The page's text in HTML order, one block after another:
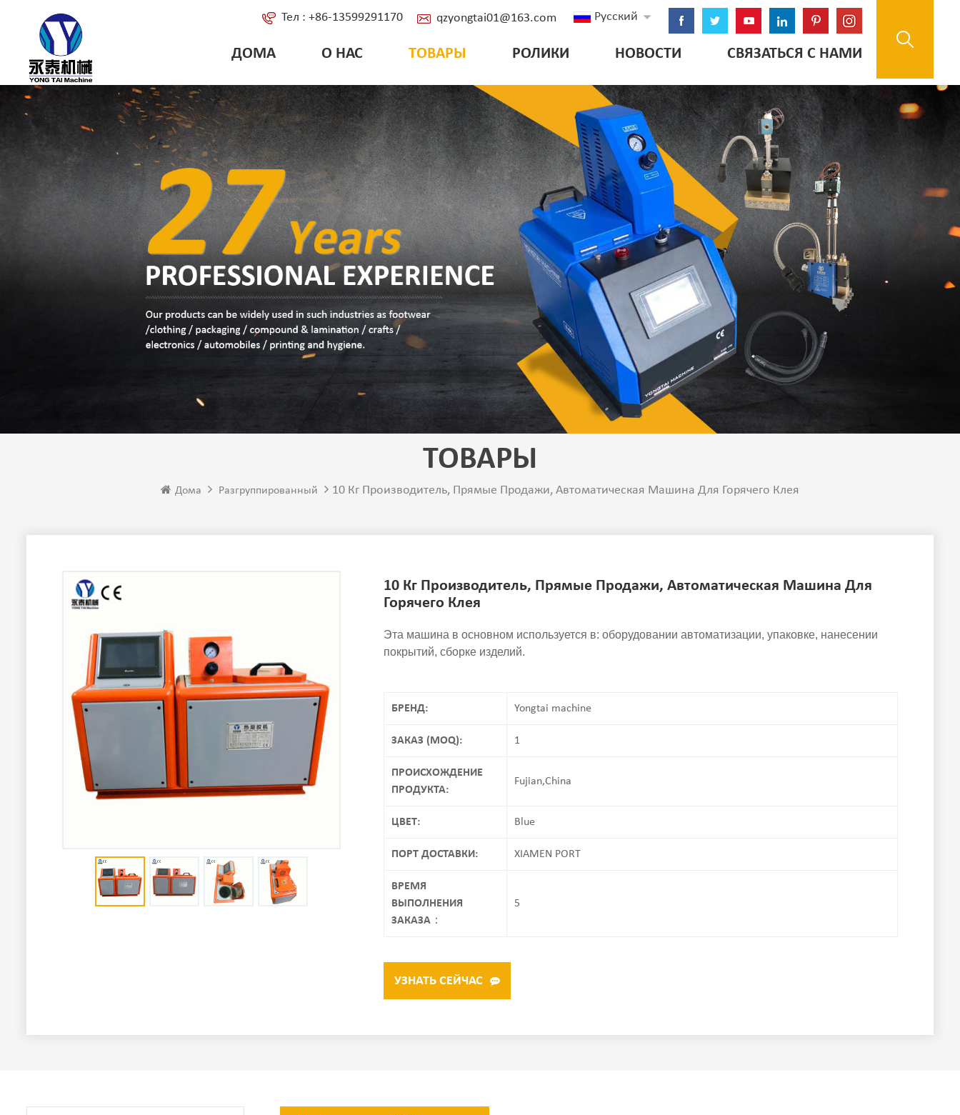
Русский
Тел : +86-13599291170 qzyongtai01@163.com
ДОМА О НАС ТОВАРЫ РОЛИКИ НОВОСТИ СВЯЗАТЬСЯ С НАМИ
ТОВАРЫ
Дома Разгруппированный 10 Кг Производитель, Прямые Продажи, Автоматическая Машина Для Горячего Клея
10 Кг Производитель, Прямые Продажи, Автоматическая Машина Для
Горячего Клея
Эта машина в основном используется в: оборудовании автоматизации, упаковке, нанесении
покрытий, сборке изделий.
БРЕНД: Yongtai machine
ЗАКАЗ (MOQ): 1
ПРОИСХОЖДЕНИЕ
ПРОДУКТА:
Fujian,China
ЦВЕТ: Blue
ПОРТ ДОСТАВКИ: XIAMEN PORT
ВРЕМЯ
ВЫПОЛНЕНИЯ
ЗАКАЗА：
5
УЗНАТЬ СЕЙЧАС